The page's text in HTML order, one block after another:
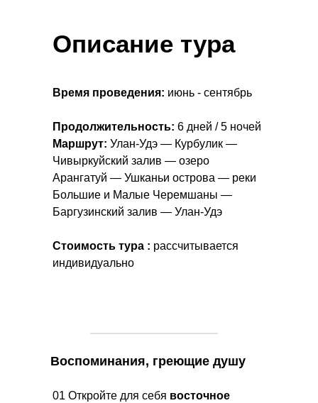
01 Откройте для себя восточное
Описание тура
Время проведения: июнь - сентябрь
Продолжительность: 6 дней / 5 ночей
Маршрут: Улан-Удэ — Курбулик —
Чивыркуйский залив — озеро
Арангатуй — Ушканьи острова — реки
Большие и Малые Черемшаны —
Баргузинский залив — Улан-Удэ
Стоимость тура : рассчитывается
индивидуально
Воспоминания, греющие душу